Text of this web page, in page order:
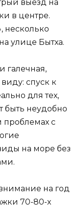
выезд на
в центре.
несколько
улице Бытха.
галечная,
спуск к
для тех,
быть неудобно
с
на море без
на год
70-80-х